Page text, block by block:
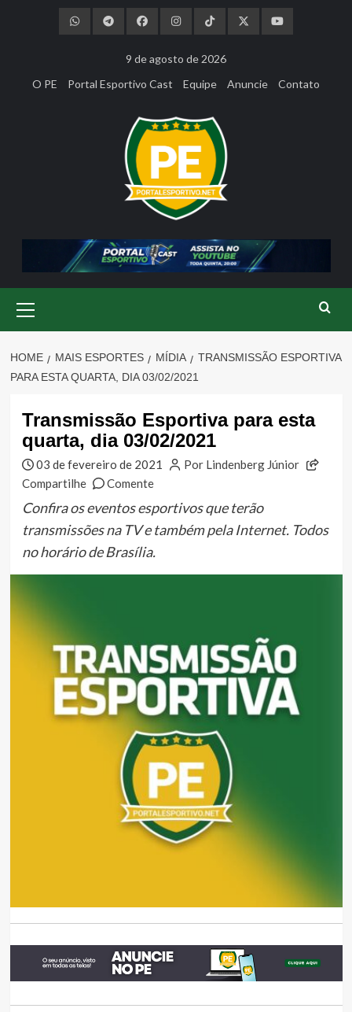
9 de agosto de 2026
O PE
Portal Esportivo Cast Equipe Anuncie Contato
Menu
HOME MAIS ESPORTES MÍDIA
TRANSMISSÃO ESPORTIVA
PARA ESTA QUARTA, DIA 03/02/2021
Transmissão Esportiva para esta
quarta, dia 03/02/2021
03 de fevereiro de 2021
Por Lindenberg Júnior
Compartilhe
Comente
Confira os eventos esportivos que terão
transmissões na TV e também pela Internet. Todos
no horário de Brasília.